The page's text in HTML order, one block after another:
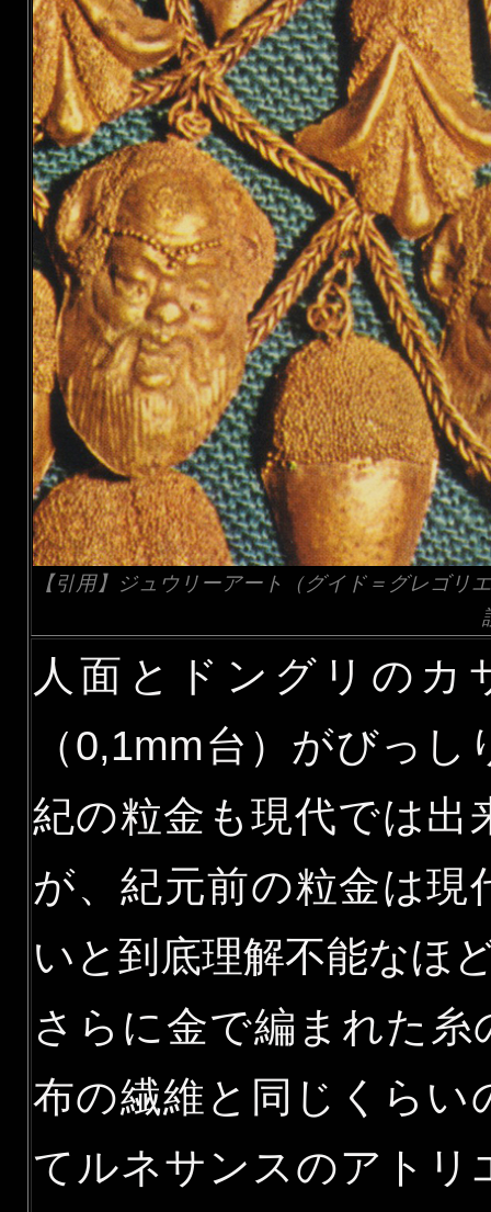
【引用】ジュウリーアート（グイド＝グレゴ
人面とドングリのカ
（0,1mm台）がびっ
紀の粒金も現代では出
が、紀元前の粒金は
いと到底理解不能なほ
さらに金で編まれた
布の繊維と同じくらい
てルネサンスのアトリ